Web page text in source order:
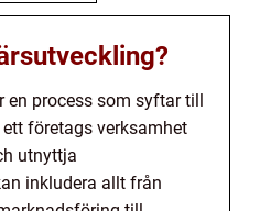
en process som syftar till
företags verksamhet
utnyttja
inkludera allt från